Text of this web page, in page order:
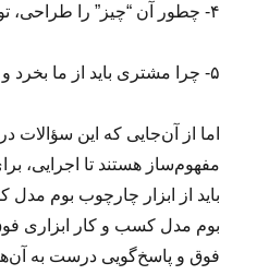
۴- چطور آن “چیز” را طراحی، تولید و عرضه می‌کنیم؟
۵- چرا مشتری باید از ما بخرد و نه کسب و کار رقیب‌مان؟
اما از آن‌جایی که این سؤالات
مفهوم‌ساز هستند تا اجرایی،
باید از ابزار چارچوب بوم
بوم مدل کسب و کار ابزاری
فوق و پاسخ‌گویی درست به